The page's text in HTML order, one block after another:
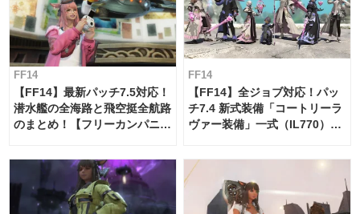
FF14
【FF14】最新パッチ7.5対応！
潜水艦の全海路と飛空挺全航路
のまとめ！【フリーカンパニ
FF14
【FF14】全ジョブ対応！パッ
チ7.4 新式装備「コートリーラ
ヴァー装備」一式（IL770）の